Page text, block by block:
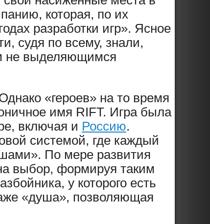
которая, по их
разработки игр». Ясное
судя по всему, знали,
не выделяющимся
«героев» на то время
имя RIFT. Игра была
включая и Россию.
системой, где каждый
По мере развития
выбор, формируя таким
у которого есть
«душа», позволяющая